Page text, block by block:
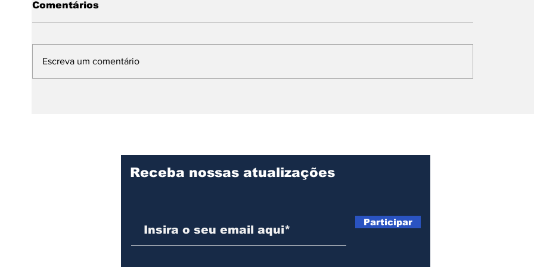
Comentários
Escreva um comentário
Receba nossas atualizações
Participar